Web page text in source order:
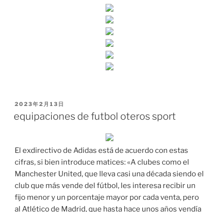
PUBLICADO
2023年2月13日
equipaciones de futbol oteros sport
El exdirectivo de Adidas está de acuerdo con estas
cifras, si bien introduce matices: «A clubes como el
Manchester United, que lleva casi una década siendo el
club que más vende del fútbol, les interesa recibir un
fijo menor y un porcentaje mayor por cada venta, pero
al Atlético de Madrid, que hasta hace unos años vendía